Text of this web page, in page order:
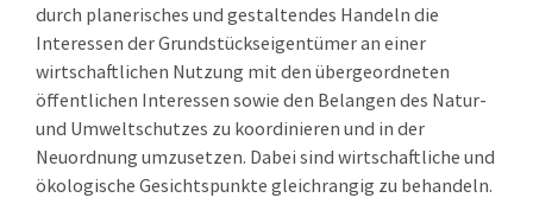
durch planerisches und gestaltendes Handeln die
Interessen der Grundstückseigentümer an einer
wirtschaftlichen Nutzung mit den übergeordneten
öffentlichen Interessen sowie den Belangen des Natur-
und Umweltschutzes zu koordinieren und in der
Neuordnung umzusetzen. Dabei sind wirtschaftliche und
ökologische Gesichtspunkte gleichrangig zu behandeln.